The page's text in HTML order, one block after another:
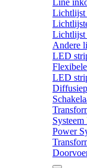
Andere
LED
LED
Power